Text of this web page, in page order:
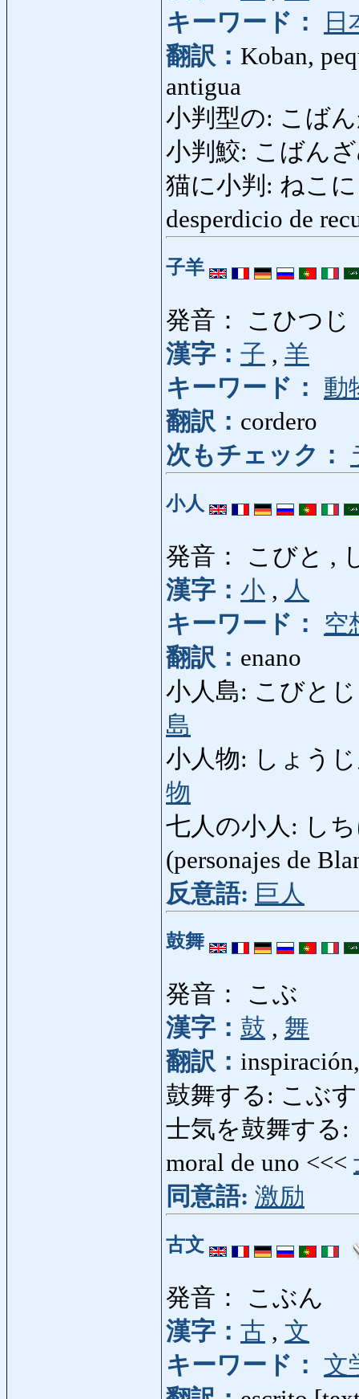
キーワード：
日
翻訳： Koban,
antigua
小判型の: こば
小判鮫: こばん
猫に小判: ねこに
desperdicio de
子羊
発音： こひつじ
漢字： 子 , 羊
キーワード：
動
翻訳： cordero
次もチェック：
小人
発音： こびと ,
漢字： 小 , 人
キーワード：
空
翻訳： enano
小人島: こびとじ
島
小人物: しょうじ
物
七人の小人: し
(personajes de
反意語: 巨人
鼓舞
発音： こぶ
漢字： 鼓 , 舞
翻訳：
鼓舞する: こぶす
士気を鼓舞する:
moral de uno <<<
同意語: 激励
古文
発音： こぶん
漢字： 古 , 文
キーワード：
文